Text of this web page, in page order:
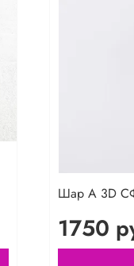
Шар А 3D
1750